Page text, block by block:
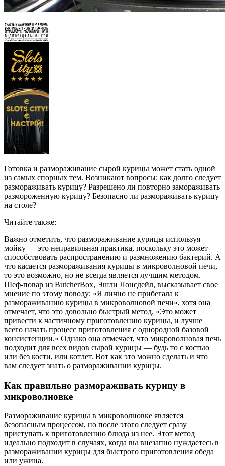
Готовка и размораживание сырой курицы может стать одной
из самых спорных тем. Возникают вопросы: как долго следует
размораживать курицу? Разрешено ли повторно замораживать
размороженную курицу? Безопасно ли размораживать курицу
на столе?
Читайте также:
Важно отметить, что размораживание курицы используя
мойку — это неправильная практика, поскольку это может
способствовать распространению и размножению бактерий. А
что касается размораживания курицы в микроволновой печи,
то это возможно, но не всегда является лучшим методом.
Шеф-повар из ButcherBox, Эшли Лонсдейл, высказывает свое
мнение по этому поводу: «Я лично не прибегала к
размораживанию курицы в микроволновой печи», хотя она
отмечает, что это довольно быстрый метод. «Это может
привести к частичному приготовлению курицы, и лучше
всего начать процесс приготовления с однородной базовой
консистенции.» Однако она отмечает, что микроволновая печь
подходит для всех видов сырой курицы — будь то с костью
или без кости, или котлет. Вот как это можно сделать и что
вам следует знать о размораживании курицы.
Как правильно размораживать курицу в
микроволновке
Размораживание курицы в микроволновке является
безопасным процессом, но после этого следует сразу
приступать к приготовлению блюда из нее. Этот метод
идеально подходит в случаях, когда вы внезапно нуждаетесь в
размораживании курицы для быстрого приготовления обеда
или ужина.